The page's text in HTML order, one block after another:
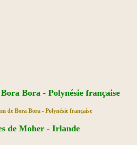
Bora - Polynésie française
de Moher - Irlande